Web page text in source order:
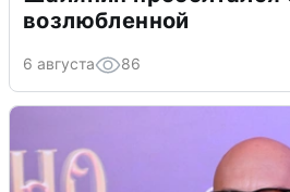
возлюбленной
6 августа 86